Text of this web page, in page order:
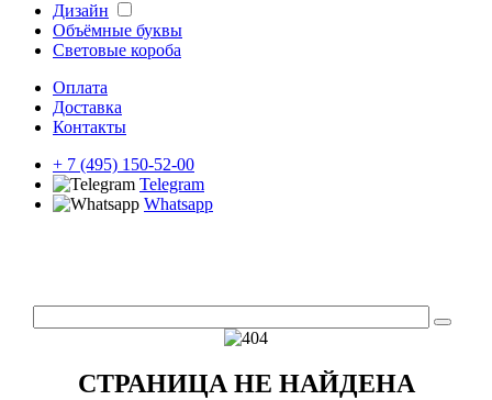
Дизайн
Объёмные буквы
Световые короба
Оплата
Доставка
Контакты
+ 7 (495) 150-52-00
Telegram
Whatsapp
СТРАНИЦА НЕ НАЙДЕНА